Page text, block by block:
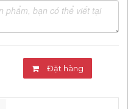
Đặt hàng